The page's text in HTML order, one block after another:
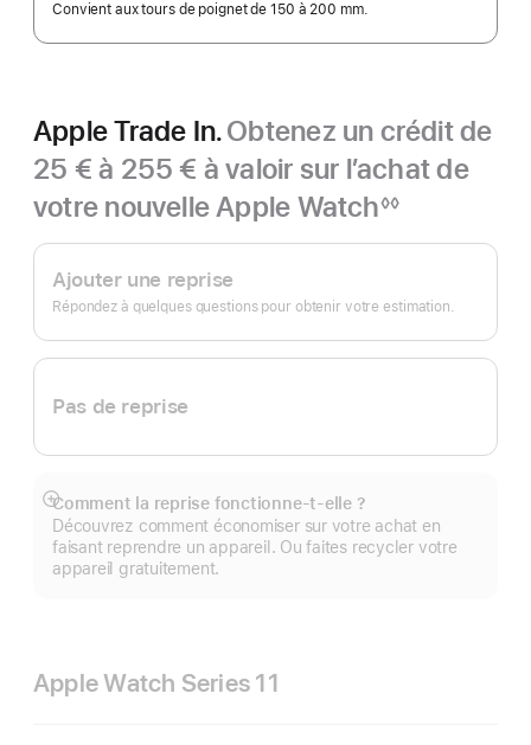
Convient aux tours de poignet de 150 à 200 mm.
Apple Trade In.Obtenez un crédit de
25 € à 255 € à valoir sur l’achat de
votre nouvelle Apple Watch
de
page
◊◊
Apple
Trade In.
Ajouter une reprise
Répondez à quelques questions pour obtenir votre estimation.
Pas de reprise
Comment la reprise fonctionne-t-elle ?
Découvrez comment économiser sur votre achat en
faisant reprendre un appareil. Ou faites recycler votre
appareil gratuitement.
Afficher
plus
Apple Watch Series 11